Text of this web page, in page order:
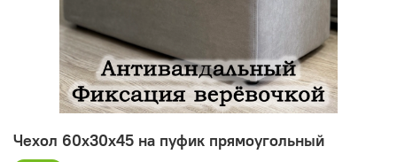
Чехол 60х30х45 на пуфик прямоугольный